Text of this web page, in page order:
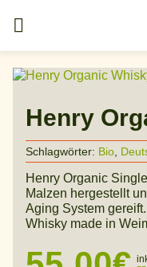
Inhalt
springen
Home» Craft Spirits
Henry
Schlagwörter: Bio
Henry Organic
Malzen hergestellt
Aging System
Whisky made in